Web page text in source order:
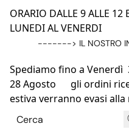
ORARIO DALLE 9 ALLE 12
LUNEDI AL VENERDI
-------> IL NOSTRO
Spediamo fino a Venerdì
28 Agosto gli ordini
estiva verranno evasi